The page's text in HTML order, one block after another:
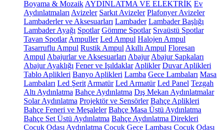
Boyama & Mozaik AYDINLATMA VE ELEKTRİK Ev
Aydınlatmaları Avizeler Sarkıt Avizeler Plafonyer Avizeler
Lambaderler ve Aksesuarları Lambader Lambader Başlığı
Lambader Ayağı Spotlar Gömme Spotlar Sıvaüstü Spotlar
Tavan Spotlar Ampuller Led Ampul Halojen Ampul
Tasarruflu Ampul Rustik Ampul Akıllı Ampul Floresan
Ampul Abajurlar ve Aksesuarları Abajur Abajur Şapkaları
Abajur Ayaklığı Fener ve Işıldaklar Aplikler Duvar Aplikleri
Tablo Aplikleri Banyo Aplikleri Lamba Gece Lambaları Masa
Lambaları Led Şerit Armatür Led Armatür Led Panel Tezgah
Altı Aydınlatma Bahçe Aydınlatma Dış Mekan Aydınlatmalar
Solar Aydınlatma Projektör ve Sensörler Bahçe Aplikleri
Bahçe Feneri ve Meşaleler Bahçe Masa Üstü Aydınlatma
Bahçe Set Üstü Aydınlatma Bahçe Aydınlatma Direkleri
Çocuk Odası Aydınlatma Çocuk Gece Lambası Çocuk Odası